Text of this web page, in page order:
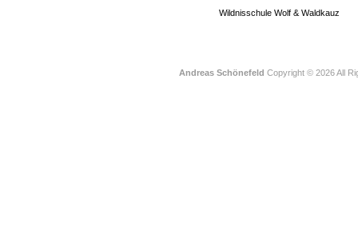
Wildnisschule Wolf & Waldkauz
Andreas Schönefeld Copyright © 2026 All